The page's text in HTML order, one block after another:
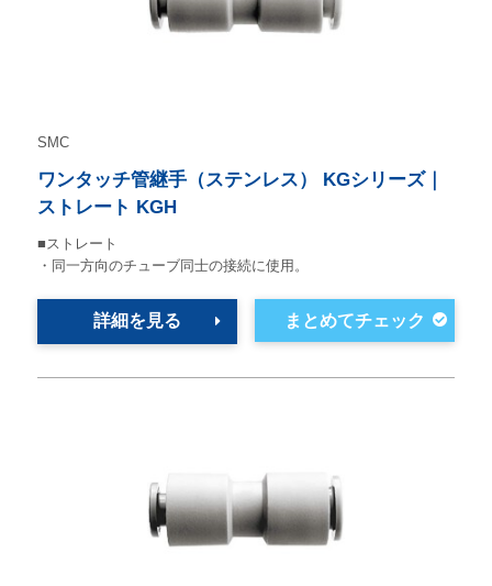
SMC
ワンタッチ管継手（ステンレス） KGシリーズ｜
ストレート KGH
■ストレート
・同一方向のチューブ同士の接続に使用。
詳細を見る